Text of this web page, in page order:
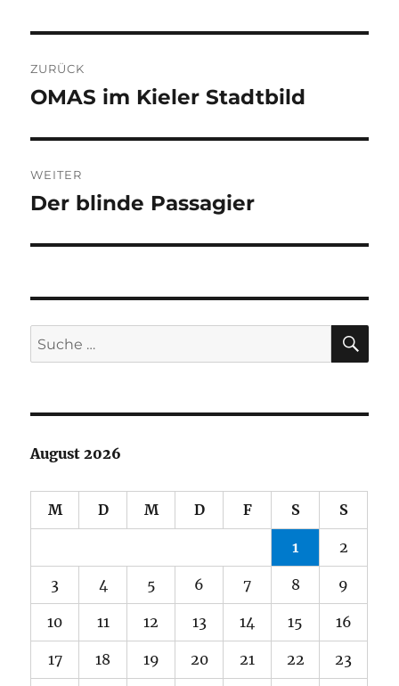
ZURÜCK
Vorheriger
OMAS im Kieler Stadtbild
WEITER
Nächster
Der blinde Passagier
Suche
nach:
August 2026
M D M D F S S
1 2
3 4 5 6 7 8 9
10 11 12 13 14 15 16
17 18 19 20 21 22 23